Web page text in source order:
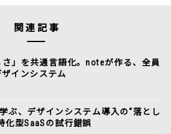
関連記事
さ」を共通言語化。noteが作る、全員
インシステム
ぶ、デザインシステム導入の“落とし
化型SaaSの試行錯誤